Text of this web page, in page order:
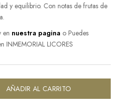
y equilibrio. Con notas de frutas de
en nuestra pagina o Puedes
INMEMORIAL LICORES
AÑADIR AL CARRITO